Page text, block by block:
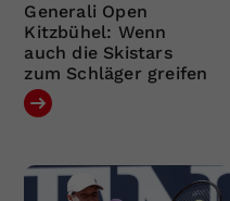
Generali Open
Kitzbühel: Wenn
auch die Skistars
zum Schläger greifen